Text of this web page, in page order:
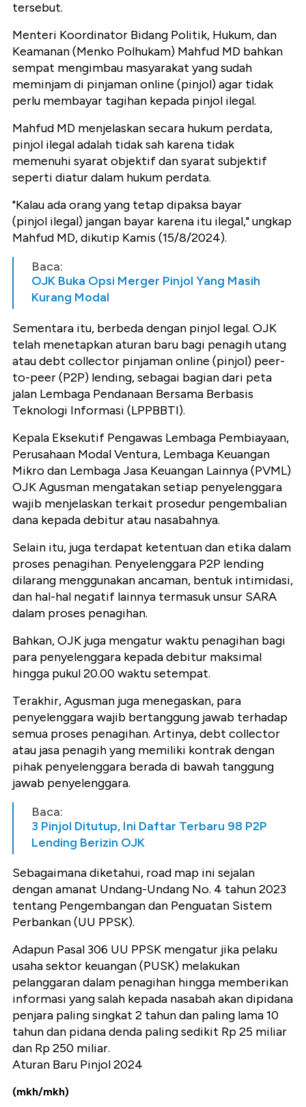
tersebut.
Menteri Koordinator Bidang Politik, Hukum, dan
Keamanan (Menko Polhukam) Mahfud MD bahkan
sempat mengimbau masyarakat yang sudah
meminjam di pinjaman online (pinjol) agar tidak
perlu membayar tagihan kepada pinjol ilegal.
Mahfud MD menjelaskan secara hukum perdata,
pinjol ilegal adalah tidak sah karena tidak
memenuhi syarat objektif dan syarat subjektif
seperti diatur dalam hukum perdata.
"Kalau ada orang yang tetap dipaksa bayar
(pinjol ilegal) jangan bayar karena itu ilegal," ungkap
Mahfud MD, dikutip Kamis (15/8/2024).
Baca:
OJK Buka Opsi Merger Pinjol Yang Masih
Kurang Modal
Sementara itu, berbeda dengan pinjol legal. OJK
telah menetapkan aturan baru bagi penagih utang
atau debt collector pinjaman online (pinjol) peer-
to-peer (P2P) lending, sebagai bagian dari peta
jalan Lembaga Pendanaan Bersama Berbasis
Teknologi Informasi (LPPBBTI).
Kepala Eksekutif Pengawas Lembaga Pembiayaan,
Perusahaan Modal Ventura, Lembaga Keuangan
Mikro dan Lembaga Jasa Keuangan Lainnya (PVML)
OJK Agusman mengatakan setiap penyelenggara
wajib menjelaskan terkait prosedur pengembalian
dana kepada debitur atau nasabahnya.
Selain itu, juga terdapat ketentuan dan etika dalam
proses penagihan. Penyelenggara P2P lending
dilarang menggunakan ancaman, bentuk intimidasi,
dan hal-hal negatif lainnya termasuk unsur SARA
dalam proses penagihan.
Bahkan, OJK juga mengatur waktu penagihan bagi
para penyelenggara kepada debitur maksimal
hingga pukul 20.00 waktu setempat.
Terakhir, Agusman juga menegaskan, para
penyelenggara wajib bertanggung jawab terhadap
semua proses penagihan. Artinya, debt collector
atau jasa penagih yang memiliki kontrak dengan
pihak penyelenggara berada di bawah tanggung
jawab penyelenggara.
Baca:
3 Pinjol Ditutup, Ini Daftar Terbaru 98 P2P
Lending Berizin OJK
Sebagaimana diketahui, road map ini sejalan
dengan amanat Undang-Undang No. 4 tahun 2023
tentang Pengembangan dan Penguatan Sistem
Perbankan (UU PPSK).
Adapun Pasal 306 UU PPSK mengatur jika pelaku
usaha sektor keuangan (PUSK) melakukan
pelanggaran dalam penagihan hingga memberikan
informasi yang salah kepada nasabah akan dipidana
penjara paling singkat 2 tahun dan paling lama 10
tahun dan pidana denda paling sedikit Rp 25 miliar
dan Rp 250 miliar.
Aturan Baru Pinjol 2024
(mkh/mkh)